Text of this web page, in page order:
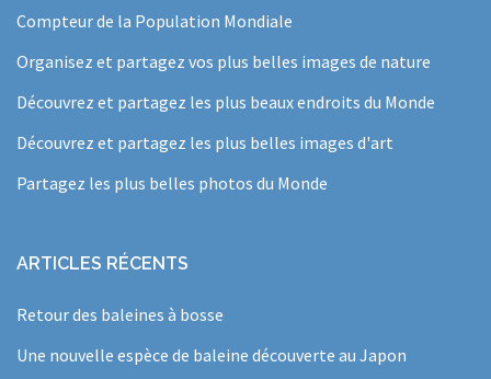
Compteur de la Population Mondiale
Organisez et partagez vos plus belles images de nature
Découvrez et partagez les plus beaux endroits du Monde
Découvrez et partagez les plus belles images d'art
Partagez les plus belles photos du Monde
ARTICLES RÉCENTS
Retour des baleines à bosse
Une nouvelle espèce de baleine découverte au Japon